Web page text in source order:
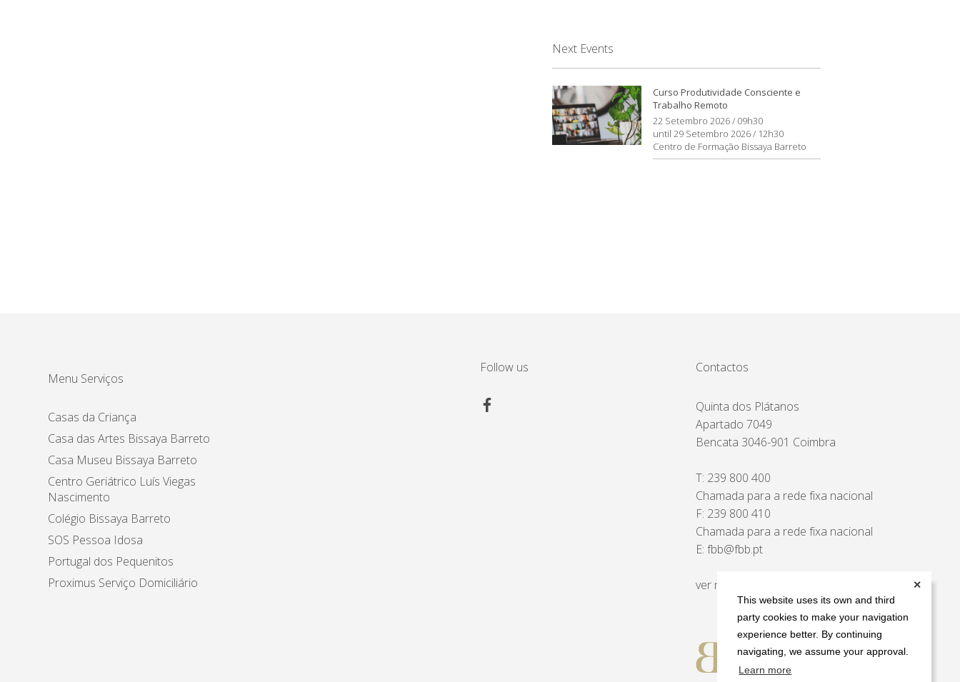
This website uses its own and third
party cookies to make your navigation
experience better. By continuing
navigating, we assume your approval.
Learn more
✕
Next Events
Curso Produtividade Consciente e
Trabalho Remoto
22 Setembro 2026 / 09h30
until 29 Setembro 2026 / 12h30
Centro de Formação Bissaya Barreto
Menu Serviços
Casas da Criança
Casa das Artes Bissaya Barreto
Casa Museu Bissaya Barreto
Centro Geriátrico Luís Viegas
Nascimento
Colégio Bissaya Barreto
SOS Pessoa Idosa
Portugal dos Pequenitos
Proximus Serviço Domiciliário
Follow us Contactos
Quinta dos Plátanos
Apartado 7049
Bencata 3046-901 Coimbra
T: 239 800 400
Chamada para a rede fixa nacional
F: 239 800 410
Chamada para a rede fixa nacional
E:fbb@fbb.pt
ver mapa